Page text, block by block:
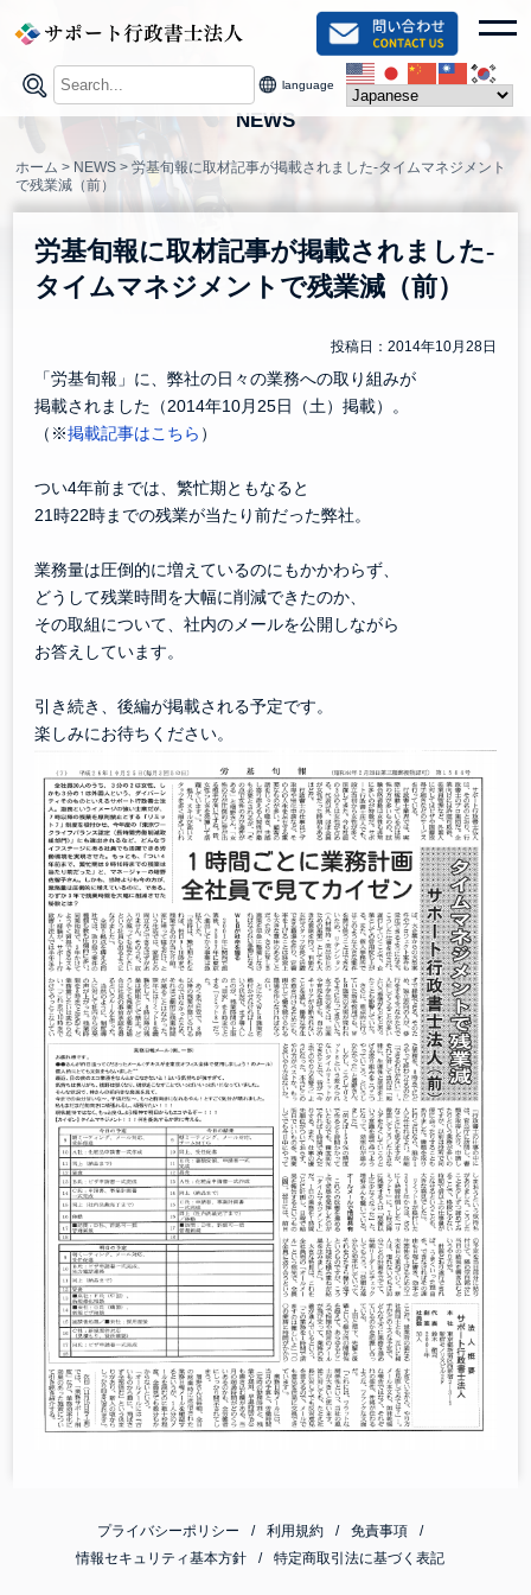
content
language
NEWS
ホーム > NEWS >労基旬報に取材記事が掲載されました-タイムマネジメント
で残業減（前）
労基旬報に取材記事が掲載されました-
タイムマネジメントで残業減（前）
投稿日：2014年10月28日
「労基旬報」に、弊社の日々の業務への取り組みが
掲載されました（2014年10月25日（土）掲載）。
（※掲載記事はこちら ）
つい4年前までは、繁忙期ともなると
21時22時までの残業が当たり前だった弊社。
業務量は圧倒的に増えているのにもかかわらず、
どうして残業時間を大幅に削減できたのか、
その取組について、社内のメールを公開しながら
お答えしています。
引き続き、後編が掲載される予定です。
楽しみにお待ちください。
プライバシーポリシー 利用規約
免責事項
情報セキュリティ基本方針
特定商取引法に基づく表記